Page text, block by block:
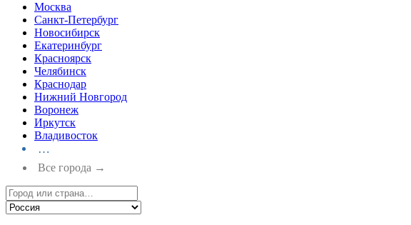
Москва
Санкт-Петербург
Новосибирск
Екатеринбург
Красноярск
Челябинск
Краснодар
Нижний Новгород
Воронеж
Иркутск
Владивосток
…
Все города →